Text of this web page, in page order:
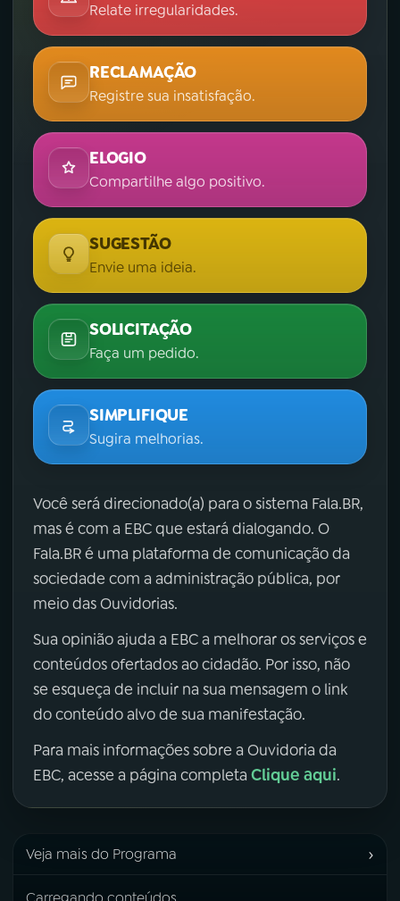
Relate irregularidades.
RECLAMAÇÃO
Registre sua insatisfação.
ELOGIO
Compartilhe algo positivo.
SUGESTÃO
Envie uma ideia.
SOLICITAÇÃO
Faça um pedido.
SIMPLIFIQUE
Sugira melhorias.
Você será direcionado(a) para o sistema Fala.BR,
mas é com a EBC que estará dialogando. O
Fala.BR é uma plataforma de comunicação da
sociedade com a administração pública, por
meio das Ouvidorias.
Sua opinião ajuda a EBC a melhorar os serviços e
conteúdos ofertados ao cidadão. Por isso, não
se esqueça de incluir na sua mensagem o link
do conteúdo alvo de sua manifestação.
Para mais informações sobre a Ouvidoria da
EBC, acesse a página completa Clique aqui.
Veja mais do Programa ›